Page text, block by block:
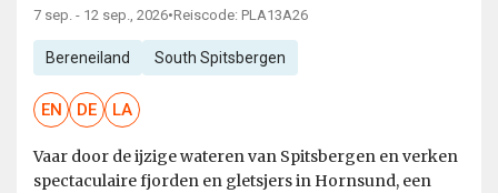
7 sep. - 12 sep., 2026•Reiscode: PLA13A26
Bereneiland South Spitsbergen
EN DE LA
Vaar door de ijzige wateren van Spitsbergen en verken
spectaculaire fjorden en gletsjers in Hornsund, een